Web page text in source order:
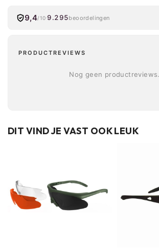
9,4/10 9.295beoordelingen
PRODUCTREVIEWS
Nog geen productreviews.
DIT VIND JE VAST OOK LEUK